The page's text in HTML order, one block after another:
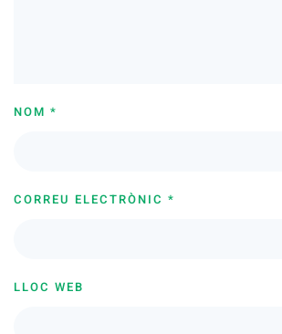
NOM *
CORREU ELECTRÒNIC *
LLOC WEB